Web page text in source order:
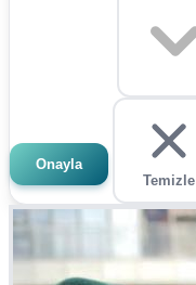
Onayla
Temizle